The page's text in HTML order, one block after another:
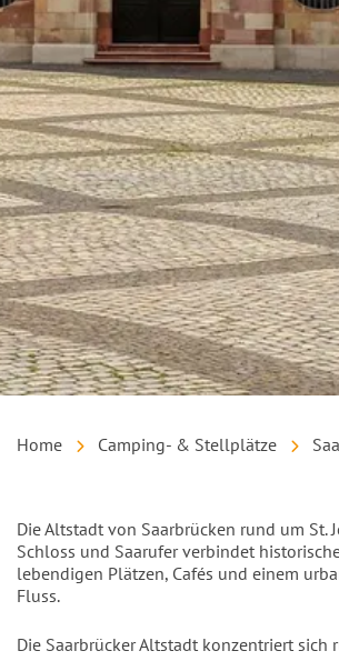
Home Camping- & Stellplätze
Einleitung
Die Altstadt von Saarbrücken rund um St.
Schloss und Saarufer verbindet
lebendigen Plätzen, Cafés und einem
Fluss.
Inhalt
Die Saarbrücker Altstadt konzentriert sich